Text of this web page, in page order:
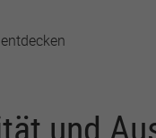
advertisers.
und